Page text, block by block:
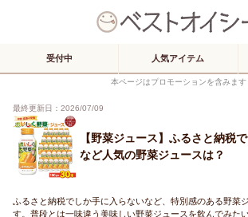
受付中 人気アイテム
本ページはプロモーションを含みます
最終更新日：2026/07/09
【野菜ジュース】ふるさと納税
など人気の野菜ジュースは？
ふるさと納税でしか手に入らないなど、特別感のある野菜
す。普段とは一味違う美味しい野菜ジュースを飲んでみた